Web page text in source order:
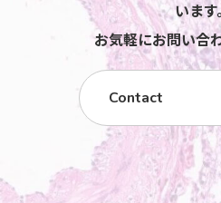
います
お気軽にお問い合
Contact